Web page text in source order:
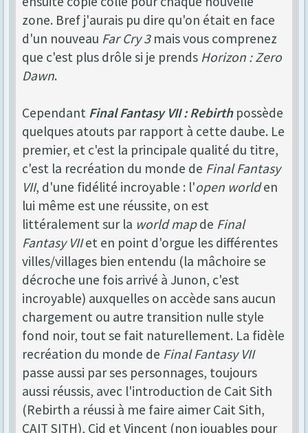
zone. Bref j'aurais pu dire qu'on était en face
d'un nouveau Far Cry 3mais vous comprenez
que c'est plus drôle si je prends Horizon : Zero
Dawn.
Cependant Final Fantasy VII : Rebirthpossède
quelques atouts par rapport à cette daube. Le
premier, et c'est la principale qualité du titre,
c'est la recréation du monde de Final Fantasy
VII, d'une fidélité incroyable : l'open worlden
lui même est une réussite, on est
littéralement sur la world mapde Final
Fantasy VIIet en point d'orgue les différentes
villes/villages bien entendu (la mâchoire se
décroche une fois arrivé à Junon, c'est
incroyable) auxquelles on accède sans aucun
chargement ou autre transition nulle style
fond noir, tout se fait naturellement. La fidèle
recréation du monde de Final Fantasy VII
passe aussi par ses personnages, toujours
aussi réussis, avec l'introduction de Cait Sith
(Rebirth a réussi à me faire aimer Cait Sith,
CAIT SITH), Cid et Vincent (non jouables pour